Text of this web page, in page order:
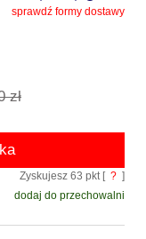
sprawdź formy dostawy
zł
Zyskujesz 63 pkt [ ? ]
dodaj do przechowalni